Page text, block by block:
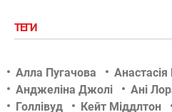
ТЕГИ
Алла Пугачова
Анджеліна Джолі
Ані
Голлівуд
Кейт Міддлтон